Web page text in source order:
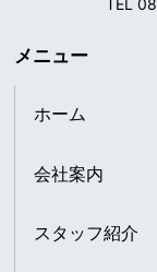
TEL
メニュー
ホーム
会社案内
スタッフ紹介